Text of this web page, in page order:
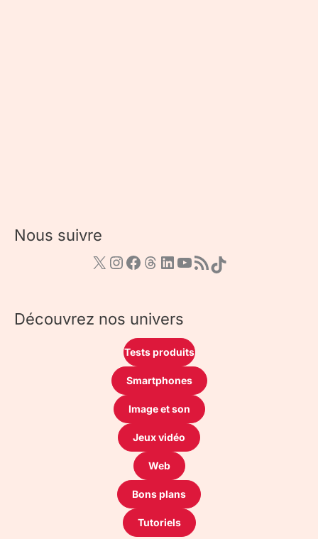
Nous suivre
Découvrez nos univers
Tests produits
Smartphones
Image et son
Jeux vidéo
Web
Bons plans
Tutoriels